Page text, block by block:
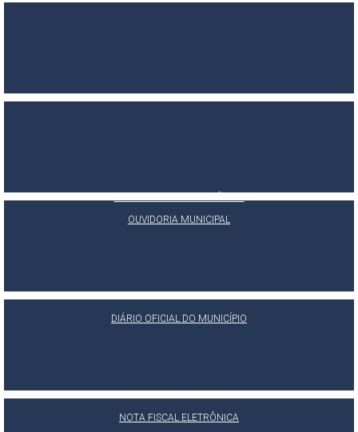
OUVIDORIA MUNICIPAL
DIÁRIO OFICIAL DO MUNICÍPIO
NOTA FISCAL ELETRÔNICA